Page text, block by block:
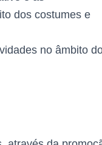
dos costumes e
no âmbito